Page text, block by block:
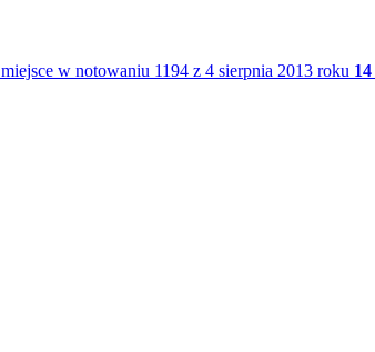
miejsce w notowaniu 1194 z 4 sierpnia 2013 roku 14